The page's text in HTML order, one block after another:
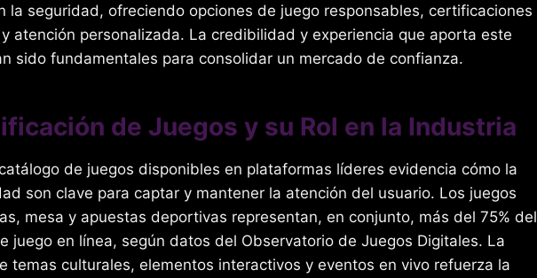
la seguridad, ofreciendo opciones de juego responsables, certificaciones
atención personalizada. La credibilidad y experiencia que aporta este
sido fundamentales para consolidar un mercado de confianza.
de Juegos y su Rol en la Industria
de juegos disponibles en plataformas líderes evidencia cómo la
son clave para captar y mantener la atención del usuario. Los juegos
mesa y apuestas deportivas representan, en conjunto, más del 75% del
juego en línea, según datos del Observatorio de Juegos Digitales. La
temas culturales, elementos interactivos y eventos en vivo refuerza la